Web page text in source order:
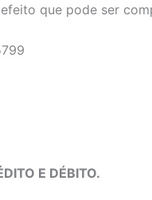
que pode ser
E DÉBITO.